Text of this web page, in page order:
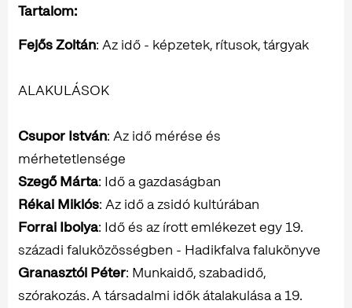
Tartalom:
Fejős Zoltán: Az idő - képzetek, rítusok, tárgyak
ALAKULÁSOK
Csupor István: Az idő mérése és
mérhetetlensége
Szegő Márta: Idő a gazdaságban
Rékai Miklós: Az idő a zsidó kultúrában
Forrai Ibolya: Idő és az írott emlékezet egy 19.
századi faluközösségben - Hadikfalva falukönyve
Granasztói Péter: Munkaidő, szabadidő,
szórakozás. A társadalmi idők átalakulása a 19.